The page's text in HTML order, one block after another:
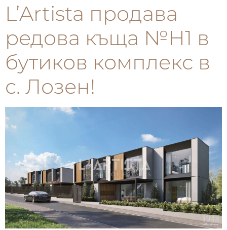
L’Artista продава
редова къща №Н1 в
бутиков комплекс в
с. Лозен!